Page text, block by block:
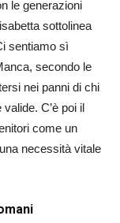
le generazioni
sottolinea
sentiamo sì
secondo le
nei panni di chi
valide. C’è poi il
come un
necessità vitale